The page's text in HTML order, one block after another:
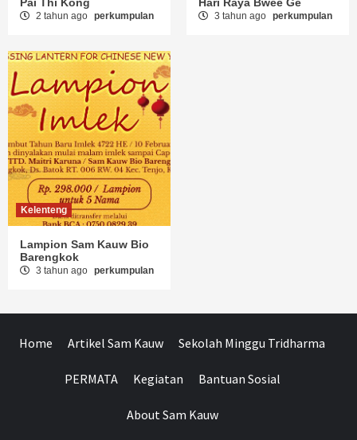
2 tahun ago perkumpulan 3 tahun ago perkumpulan
Kelenteng
Lampion Sam Kauw Bio
Barengkok
3 tahun ago perkumpulan
Home Artikel Sam Kauw Sekolah Minggu Tridharma
PERMATA Kegiatan Bantuan Sosial
About Sam Kauw